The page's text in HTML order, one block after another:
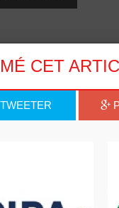
0
CET